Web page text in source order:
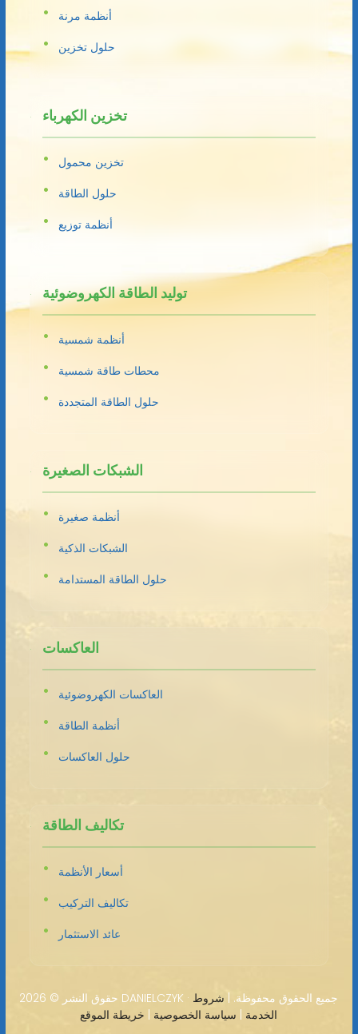
أنظمة مرنة
حلول تخزين
تخزين الكهرباء
تخزين محمول
حلول الطاقة
أنظمة توزيع
توليد الطاقة الكهروضوئية
أنظمة شمسية
محطات طاقة شمسية
حلول الطاقة المتجددة
الشبكات الصغيرة
أنظمة صغيرة
الشبكات الذكية
حلول الطاقة المستدامة
العاكسات
العاكسات الكهروضوئية
أنظمة الطاقة
حلول العاكسات
تكاليف الطاقة
أسعار الأنظمة
تكاليف التركيب
عائد الاستثمار
حقوق النشر © 2026 DANIELCZYK · جميع الحقوق محفوظة. | شروط
الخدمة
سياسة الخصوصية خريطة الموقع